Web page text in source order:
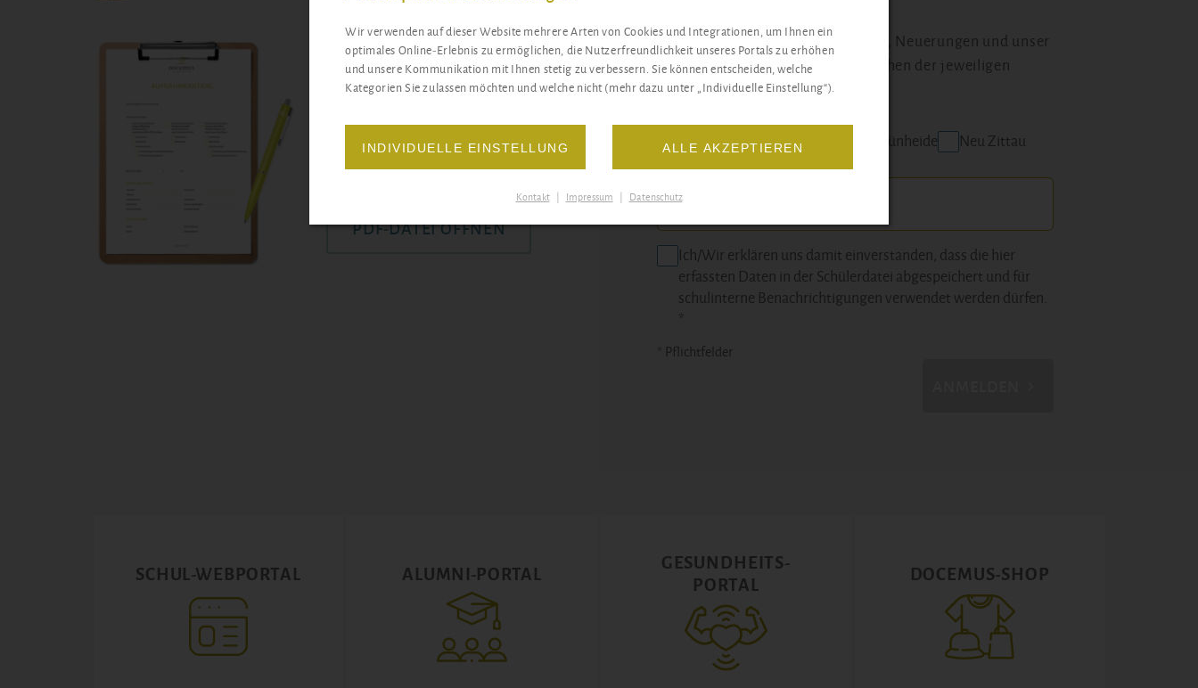
ONLINE AUSFÜLLEN
PDF-DATEI ÖFFNEN
Wir informieren Sie über Aktionen, Neuerungen und unser
abwechslungsreiches Schulgeschehen der jeweiligen
Standorte.
STANDORT Blumberg Grünheide Neu Zittau
Ich/Wir erklären uns damit einverstanden, dass die hier
erfassten Daten in der Schülerdatei abgespeichert und für
schulinterne Benachrichtigungen verwendet werden dürfen.
*
* Pflichtfelder
SCHUL-WEBPORTAL ALUMNI-PORTAL
GESUNDHEITS-
PORTAL
DOCEMUS-SHOP
Wir verwenden auf dieser Website mehrere Arten von Cookies und Integrationen, um Ihnen ein
optimales Online-Erlebnis zu ermöglichen, die Nutzerfreundlichkeit unseres Portals zu erhöhen
und unsere Kommunikation mit Ihnen stetig zu verbessern. Sie können entscheiden, welche
Kategorien Sie zulassen möchten und welche nicht (mehr dazu unter „Individuelle Einstellung“).
INDIVIDUELLE EINSTELLUNG ALLE AKZEPTIEREN
Kontakt Impressum Datenschutz